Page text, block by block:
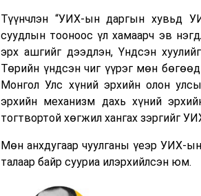
Түүнчлэн “УИХ-ын даргын хувьд
суудлын тооноос үл хамаарч эв
эрх ашгийг дээдлэн, Үндсэн
Төрийн үндсэн чиг үүрэг мөн
Монгол Улс хүний эрхийн олон
эрхийн механизм дахь хүний
тогтвортой хөгжил хангах зэргийг
Мөн анхдугаар чуулганы үеэр УИХ-
талаар байр сууриа илэрхийлсэн юм.